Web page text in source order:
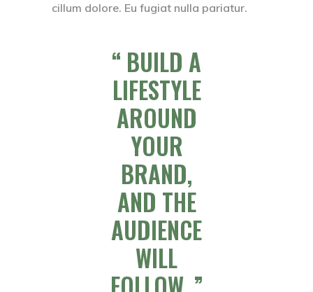
cillum dolore. Eu fugiat nulla pariatur.
BUILD A
LIFESTYLE
AROUND
YOUR
BRAND,
AND THE
AUDIENCE
WILL